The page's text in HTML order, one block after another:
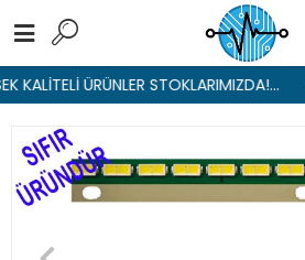
KALİTELİ ÜRÜNLER STOKLARIMIZDA!...